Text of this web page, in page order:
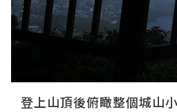
登上山頂後俯瞰整個城山